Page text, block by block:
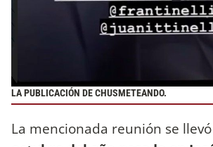
LA PUBLICACIÓN DE CHUSMETEANDO.
La mencionada reunión se